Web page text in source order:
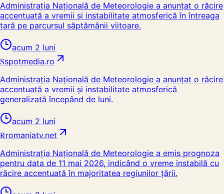
Administrația Națională de Meteorologie a anunțat o răcire
accentuată a vremii și instabilitate atmosferică în întreaga
țară pe parcursul săptămânii viitoare.
acum 2 luni
Sspotmedia.ro
Administrația Națională de Meteorologie a anunțat o răcire
accentuată a vremii și instabilitate atmosferică
generalizată începând de luni.
acum 2 luni
Rromaniatv.net
Administrația Națională de Meteorologie a emis prognoza
pentru data de 11 mai 2026, indicând o vreme instabilă cu
răcire accentuată în majoritatea regiunilor țării.